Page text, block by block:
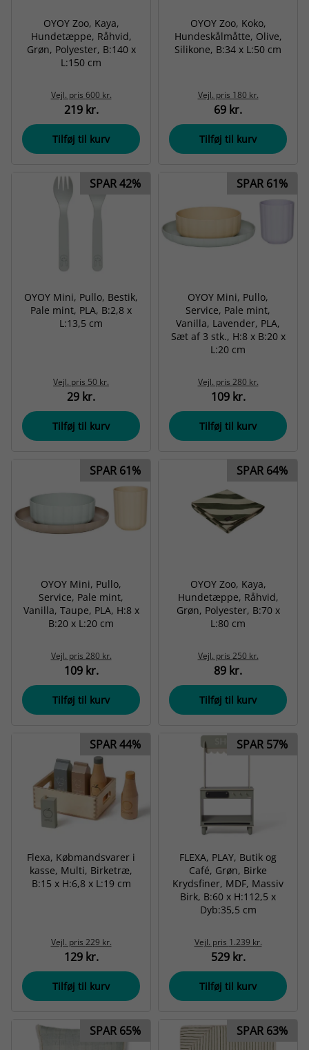
OYOY Zoo, Kaya,
Hundetæppe, Råhvid,
Grøn, Polyester, B:140 x
L:150 cm
Vejl. pris 600 kr.
219 kr.
Tilføj til kurv
OYOY Zoo, Koko,
Hundeskålmåtte, Olive,
Silikone, B:34 x L:50 cm
Vejl. pris 180 kr.
69 kr.
Tilføj til kurv
SPAR 42%
OYOY Mini, Pullo, Bestik,
Pale mint, PLA, B:2,8 x
L:13,5 cm
Vejl. pris 50 kr.
29 kr.
Tilføj til kurv
SPAR 61%
OYOY Mini, Pullo,
Service, Pale mint,
Vanilla, Lavender, PLA,
Sæt af 3 stk., H:8 x B:20 x
L:20 cm
Vejl. pris 280 kr.
109 kr.
Tilføj til kurv
SPAR 61%
OYOY Mini, Pullo,
Service, Pale mint,
Vanilla, Taupe, PLA, H:8 x
B:20 x L:20 cm
Vejl. pris 280 kr.
109 kr.
Tilføj til kurv
SPAR 64%
OYOY Zoo, Kaya,
Hundetæppe, Råhvid,
Grøn, Polyester, B:70 x
L:80 cm
Vejl. pris 250 kr.
89 kr.
Tilføj til kurv
SPAR 44%
Flexa, Købmandsvarer i
kasse, Multi, Birketræ,
B:15 x H:6,8 x L:19 cm
Vejl. pris 229 kr.
129 kr.
Tilføj til kurv
SPAR 57%
FLEXA, PLAY, Butik og
Café, Grøn, Birke
Krydsfiner, MDF, Massiv
Birk, B:60 x H:112,5 x
Dyb:35,5 cm
Vejl. pris 1.239 kr.
529 kr.
Tilføj til kurv
SPAR 65% SPAR 63%